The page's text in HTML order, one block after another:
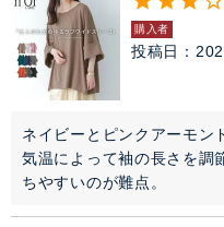
購入者
投稿日
ネイビーとピンクアーモン
気温によって袖の長さを調
ちやすいのが難点。